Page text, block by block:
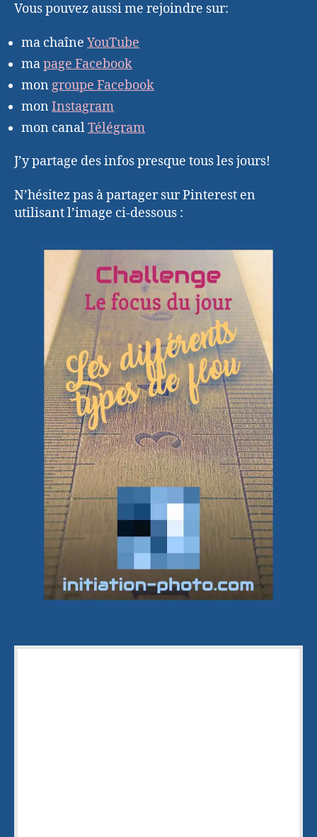
Vous pouvez aussi me rejoindre sur:
ma chaîne YouTube
mapage Facebook
mon groupe Facebook
mon Instagram
mon canalTélégram
J’y partage des infos presque tous les jours!
N’hésitez pas à partager sur Pinterest en
utilisant l’image ci-dessous :